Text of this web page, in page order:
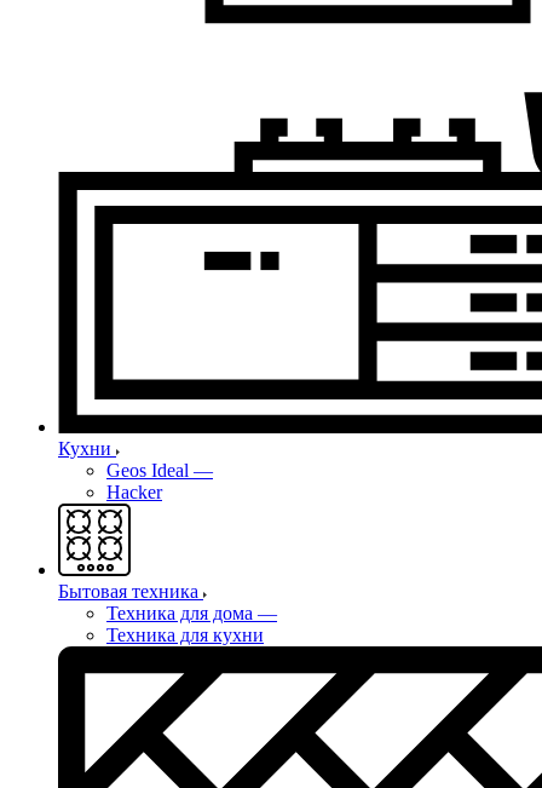
Кухни
Geos Ideal —
Hacker
Бытовая техника
Техника для дома —
Техника для кухни